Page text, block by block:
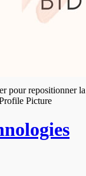
pour repositionner